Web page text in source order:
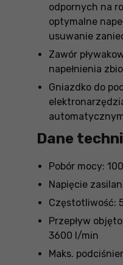
odpornych na
optymalne
usuwanie
Zawór
napełnienia
Gniazdko do
Dane
Pobór mocy:
Napięcie
Częstotliwość:
Przepływ
3600 l/min
Maks.